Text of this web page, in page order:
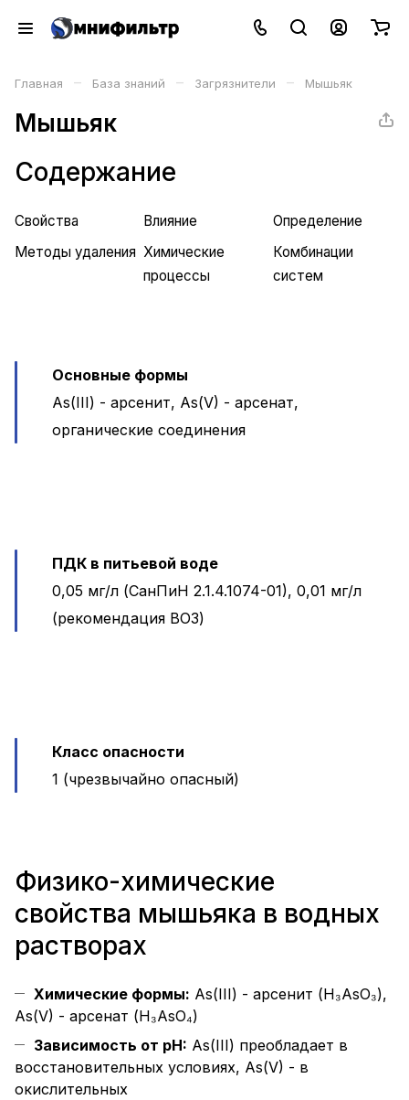
Главная – База знаний – Загрязнители – Мышьяк
Мышьяк
Содержание
Свойства Влияние
Определение
Методы удаления Химические
процессы
Комбинации
систем
Основные формы
As(III) - арсенит, As(V) - арсенат,
органические соединения
ПДК в питьевой воде
0,05 мг/л (СанПиН 2.1.4.1074-01), 0,01 мг/л
(рекомендация ВОЗ)
Класс опасности
1 (чрезвычайно опасный)
Физико-химические
свойства мышьяка в водных
растворах
Химические формы: As(III) - арсенит (H₃AsO₃),
As(V) - арсенат (H₃AsO₄)
Зависимость от pH: As(III) преобладает в
восстановительных условиях, As(V) - в
окислительных